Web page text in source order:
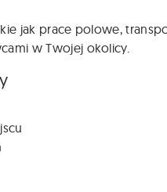
jak prace polowe,
w Twojej okolicy.